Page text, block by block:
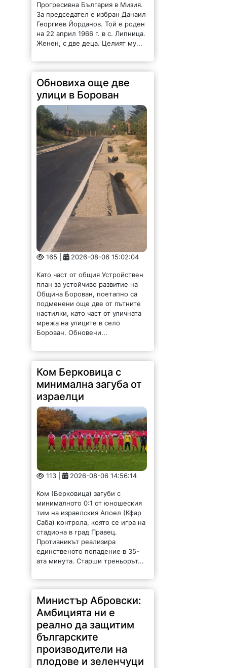
Прогресивна България в Мизия.
За председател е избран Данаил
Георгиев Йорданов. Той е роден
на 22 април 1966 г. в с. Липница.
Женен, с две деца. Целият му...
Обновиха още две
улици в Борован
165 | 2026-08-06 15:02:04
Като част от общия Устройствен
план за устойчиво развитие на
Община Борован, поетапно са
подменени още две от пътните
настилки, като част от уличната
мрежа на улиците в село
Борован. Обновени...
Ком Берковица с
минимална загуба от
израелци
113 | 2026-08-06 14:56:14
Ком (Берковица) загуби с
минималното 0:1 от юношеския
тим на израелския Апоел (Кфар
Саба) контрола, която се игра на
стадиона в град Правец.
Противникът реализира
единственото попадение в 35-
ата минута. Старши треньорът...
Министър Абровски:
Амбицията ни е
реално да защитим
българските
производители на
плодове и зеленчуци